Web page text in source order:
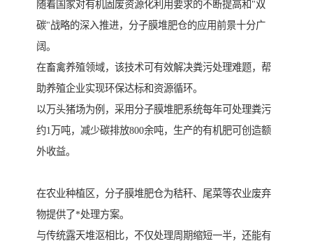
随着国家对有机固废资源化利用要求的不断提高和"双
碳"战略的深入推进，分子膜堆肥仓的应用前景十分广
阔。
在畜禽养殖领域，该技术可有效解决粪污处理难题，帮
助养殖企业实现环保达标和资源循环。
以万头猪场为例，采用分子膜堆肥系统每年可处理粪污
约1万吨，减少碳排放800余吨，生产的有机肥可创造额
外收益。
在农业种植区，分子膜堆肥仓为秸秆、尾菜等农业废弃
物提供了*处理方案。
与传统露天堆沤相比，不仅处理周期缩短一半，还能有